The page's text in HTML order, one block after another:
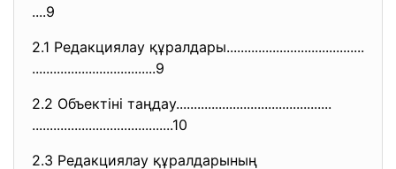
....9
2.1 Редакциялау құралдары.......................................
...................................9
2.2 Объектіні таңдау............................................
........................................10
2.3 Редакциялау құралдарының